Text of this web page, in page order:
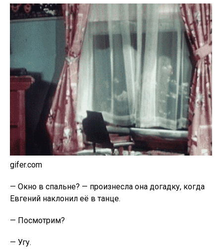
gifer.com
— Окно в спальне? — произнесла она догадку, когда
Евгений наклонил её в танце.
— Посмотрим?
— Угу.